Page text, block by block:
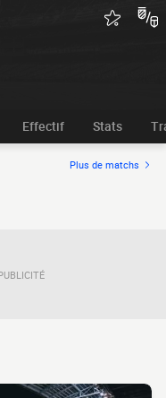
Effectif Stats
Plus de matchs